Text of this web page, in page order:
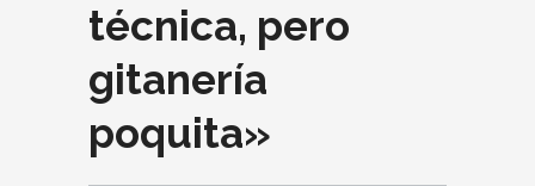
técnica, pero
gitanería
poquita»